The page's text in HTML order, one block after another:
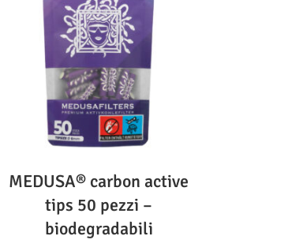
MEDUSA® carbon active
tips 50 pezzi –
biodegradabili